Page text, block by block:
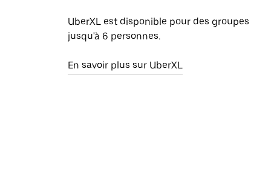
UberXL est disponible pour des groupes
jusqu'à 6 personnes.
En savoir plus sur UberXL